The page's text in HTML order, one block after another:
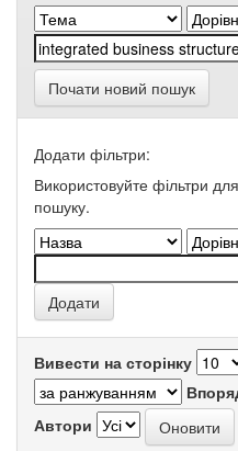
Почати новий пошук
Додати фільтри:
Використовуйте фільтри
пошуку.
Вивести на сторінку
Автори